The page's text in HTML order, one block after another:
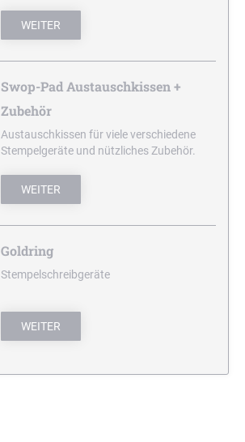
WEITER
Swop-Pad Austauschkissen +
Zubehör
Austauschkissen für viele verschiedene
Stempelgeräte und nützliches Zubehör.
WEITER
Goldring
Stempelschreibgeräte
WEITER